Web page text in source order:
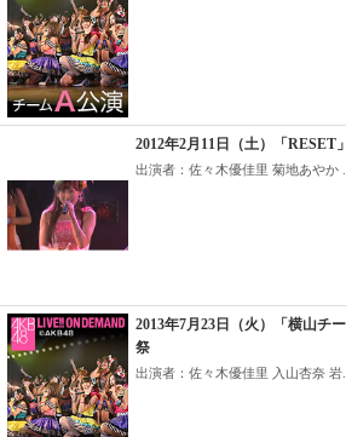
2012年2月11日（土）「RESET
出演者：佐々木優佳里 菊地あやか ...
2013年7月23日（火）「横山チ
祭
出演者：佐々木優佳里 入山杏奈 岩...